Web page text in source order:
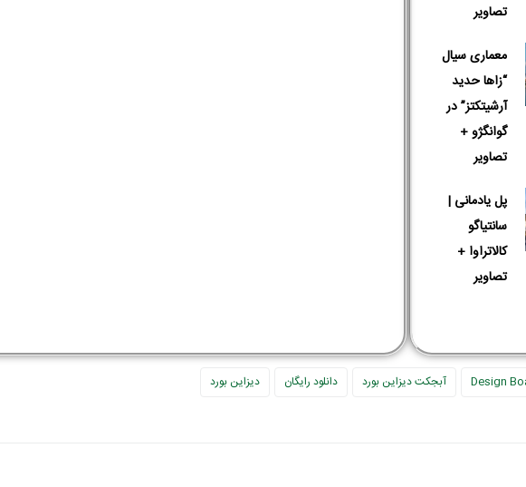
تصاویر
معماری سیال
“زاها حدید
آرشیتکتز” در
گوانگژو +
تصاویر
پل یادمانی |
سانتیاگو
کالاتراوا +
تصاویر
Design آبجکت دیزاین بورد دانلود رایگان دیزاین بورد